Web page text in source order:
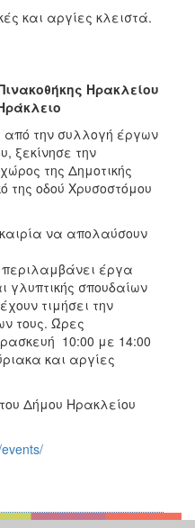
και αργίες κλειστά.
Ηρακλείου
από την συλλογή έργων
ξεκίνησε την
της Δημοτικής
της οδού Χρυσοστόμου
να απολαύσουν
έργα
γλυπτικής σπουδαίων
τιμήσει την
τους. Ώρες
10:00 με 14:00
και αργίες
Δήμου Ηρακλείου